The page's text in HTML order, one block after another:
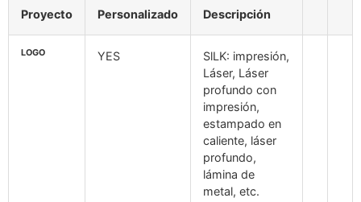
Proyecto Personalizado Descripción
LOGO YES
SlLK: impresión,
Láser, Láser
profundo con
impresión,
estampado en
caliente, láser
profundo,
lámina de
metal, etc.